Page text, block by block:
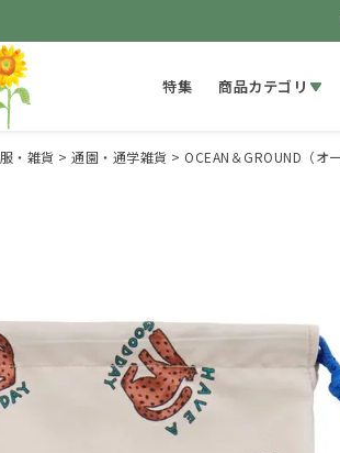
特集 商品カテゴリ
・雑貨 通園・通学雑貨 OCEAN＆GROUND（